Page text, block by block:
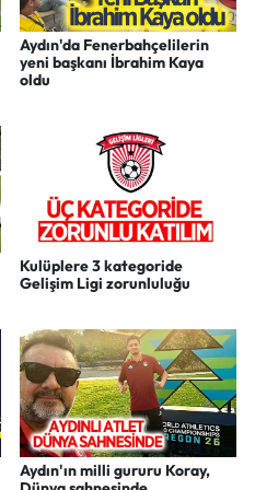
Aydın'da Fenerbahçelilerin
yeni başkanı İbrahim Kaya
oldu
Kulüplere 3 kategoride
Gelişim Ligi zorunluluğu
Aydın'ın milli gururu Koray,